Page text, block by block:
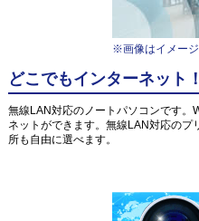
※画像はイメー
どこでもインターネット
無線LAN対応のノートパソコンです。
ネットができます。無線LAN対応の
所も自由に選べます。